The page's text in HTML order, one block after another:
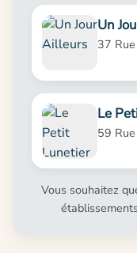
Un
37
Le
59
Vous souhaitez